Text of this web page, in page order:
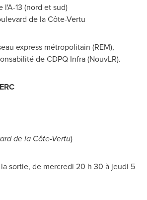
l'A-13 (nord et sud)
de la Côte-Vertu
express métropolitain (REM),
de CDPQ Infra (NouvLR).
de la Côte-Vertu)
sortie, de mercredi 20 h 30 à jeudi 5